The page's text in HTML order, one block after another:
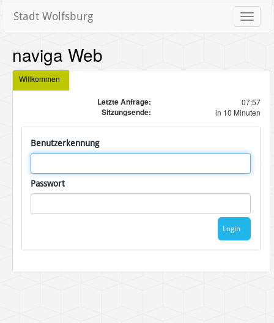
Toggle
Stadt Wolfsburg
naviga Web
Willkommen
Letzte Anfrage: 07:57
Sitzungsende: in 10 Minuten
Benutzerkennung
Passwort